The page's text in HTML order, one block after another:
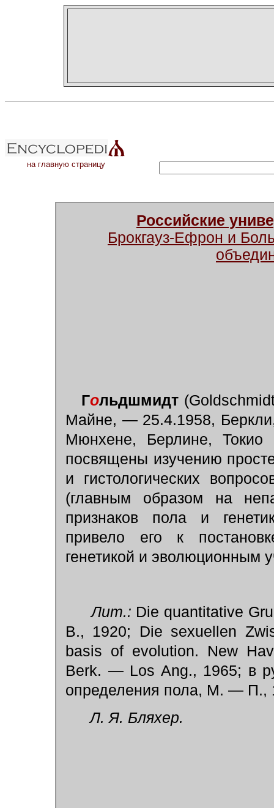
на главную страницу
Российские
Брокгауз-Ефрон и
Гольдшмидт
Майне, — 25.4.1958,
Мюнхене, Берлине,
посвящены изучению
и гистологических
(главным образом на
признаков пола и
привело его к
генетикой и эволюционным
Лит.: Die quantitative
B., 1920; Die sexuellen
basis of evolution. New
Berk. — Los Ang., 1965; в
определения пола, М. — П.,
Л. Я. Бляхер.